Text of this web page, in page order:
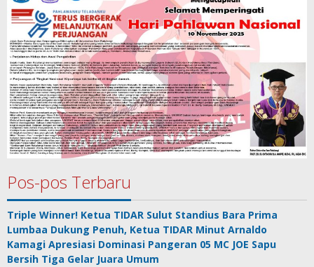
Pos-pos Terbaru
Triple Winner! Ketua TIDAR Sulut Standius Bara Prima
Lumbaa Dukung Penuh, Ketua TIDAR Minut Arnaldo
Kamagi Apresiasi Dominasi Pangeran 05 MC JOE Sapu
Bersih Tiga Gelar Juara Umum